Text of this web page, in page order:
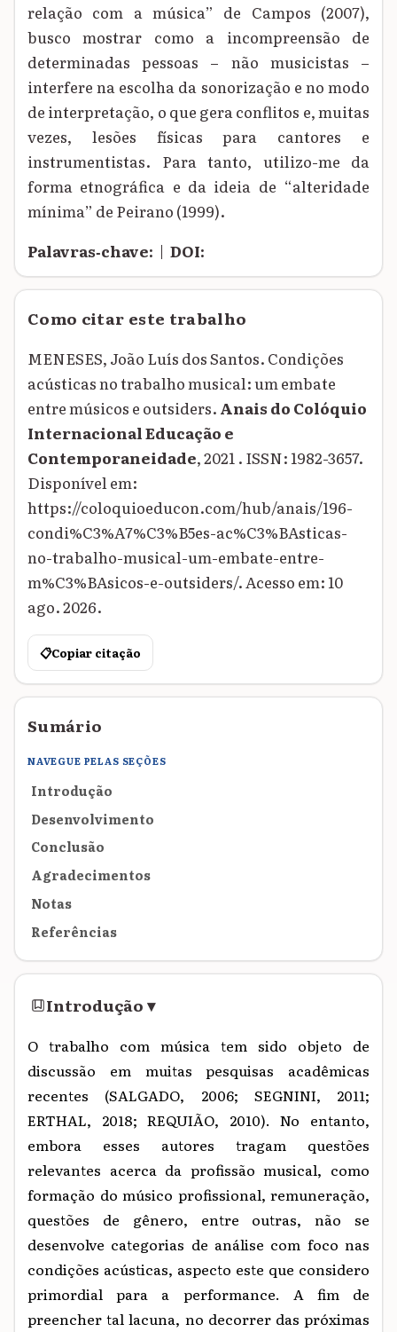
relação com a música” de Campos (2007),
busco mostrar como a incompreensão de
determinadas pessoas – não musicistas –
interfere na escolha da sonorização e no modo
de interpretação, o que gera conflitos e, muitas
vezes, lesões físicas para cantores e
instrumentistas. Para tanto, utilizo-me da
forma etnográfica e da ideia de “alteridade
mínima” de Peirano (1999).
Palavras‑chave: | DOI:
Como citar este trabalho
MENESES, João Luís dos Santos. Condições
acústicas no trabalho musical: um embate
entre músicos e outsiders. Anais do Colóquio
Internacional Educação e
Contemporaneidade, 2021 . ISSN: 1982-3657.
Disponível em:
https://coloquioeducon.com/hub/anais/196-
condi%C3%A7%C3%B5es-ac%C3%BAsticas-
no-trabalho-musical-um-embate-entre-
m%C3%BAsicos-e-outsiders/. Acesso em: 10
ago. 2026.
📋Copiar citação
Sumário
NAVEGUE PELAS SEÇÕES
Introdução
Desenvolvimento
Conclusão
Agradecimentos
Notas
Referências
Introdução▾
O trabalho com música tem sido objeto de
discussão em muitas pesquisas acadêmicas
recentes (SALGADO, 2006; SEGNINI, 2011;
ERTHAL, 2018; REQUIÃO, 2010). No entanto,
embora esses autores tragam questões
relevantes acerca da profissão musical, como
formação do músico profissional, remuneração,
questões de gênero, entre outras, não se
desenvolve categorias de análise com foco nas
condições acústicas, aspecto este que considero
primordial para a performance. A fim de
preencher tal lacuna, no decorrer das próximas